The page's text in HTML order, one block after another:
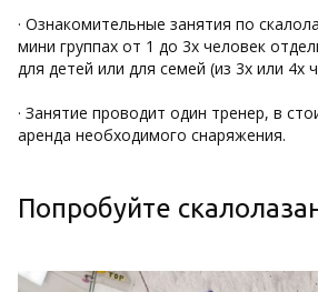
чаты
е
т
· Ознакомительные занятия по
мини группах от 1 до 3х человек
для детей или для семей (из 3х или 4х
· Занятие проводит один тренер, в
аренда необходимого снаряжения.
Попробуйте